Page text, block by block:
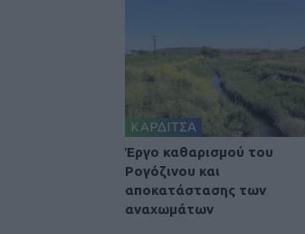
ΚΑΡΔΙΤΣΑ
Έργο καθαρισμού του
Ρογόζινου και
αποκατάστασης των
αναχωμάτων